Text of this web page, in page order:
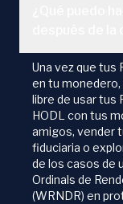
Una vez que tus
en tu monedero,
libre de usar tus
HODL con tus
amigos, vender
fiduciaria o
de los casos de
Ordinals de
(WRNDR) en